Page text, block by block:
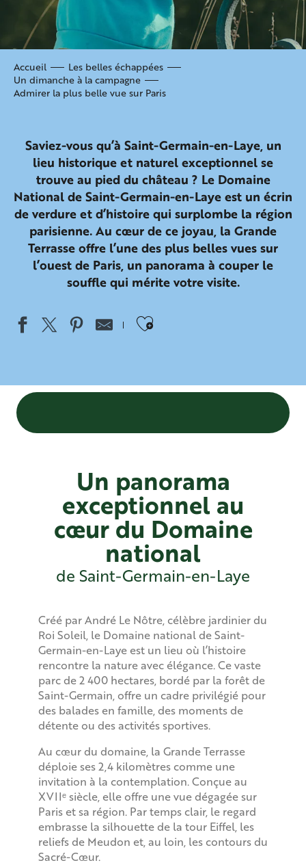
Accueil
Les belles échappées
Un dimanche à la campagne
Admirer la plus belle vue sur Paris
Saviez-vous qu’à Saint-Germain-en-Laye, un
lieu historique et naturel exceptionnel se
trouve au pied du château ? Le Domaine
National de Saint-Germain-en-Laye est un écrin
de verdure et d’histoire qui surplombe la région
parisienne. Au cœur de ce joyau, la Grande
Terrasse offre l’une des plus belles vues sur
l’ouest de Paris, un panorama à couper le
souffle qui mérite votre visite.
Ajouter aux
Un panorama
exceptionnel au
cœur du Domaine
national
de Saint-Germain-en-Laye
Créé par André Le Nôtre, célèbre jardinier du
Roi Soleil, le Domaine national de Saint-
Germain-en-Laye est un lieu où l’histoire
rencontre la nature avec élégance. Ce vaste
parc de 2 400 hectares, bordé par la forêt de
Saint-Germain, offre un cadre privilégié pour
des balades en famille, des moments de
détente ou des activités sportives.
Au cœur du domaine, la Grande Terrasse
déploie ses 2,4 kilomètres comme une
invitation à la contemplation. Conçue au
XVIIᵉ siècle, elle offre une vue dégagée sur
Paris et sa région. Par temps clair, le regard
embrasse la silhouette de la tour Eiffel, les
reliefs de Meudon et, au loin, les contours du
Sacré-Cœur.